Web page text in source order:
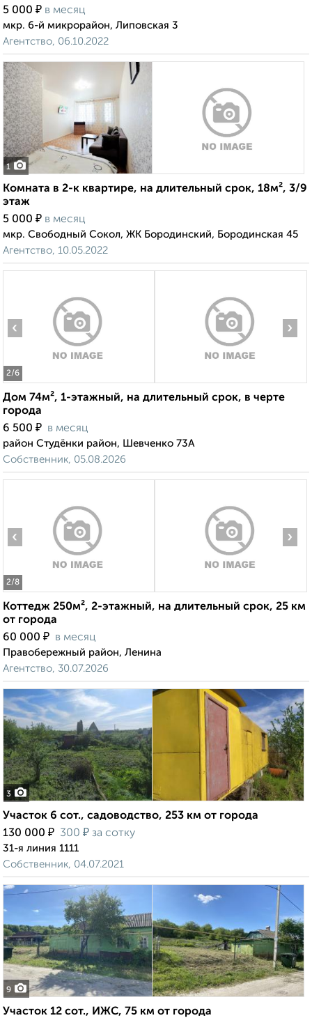
5 000 ₽ в месяц
мкр. 6-й микрорайон, Липовская 3
Агентство, 06.10.2022
1
Комната в 2-к квартире, на длительный срок, 18м², 3/9
этаж
5 000 ₽ в месяц
мкр. Свободный Сокол, ЖК Бородинский, Бородинская 45
Агентство, 10.05.2022
2/6
‹ ›
Дом 74м², 1-этажный, на длительный срок, в черте
города
6 500 ₽ в месяц
район Студёнки район, Шевченко 73А
Собственник, 05.08.2026
2/8
‹ ›
Коттедж 250м², 2-этажный, на длительный срок, 25 км
от города
60 000 ₽ в месяц
Правобережный район, Ленина
Агентство, 30.07.2026
3
Участок 6 сот., садоводство, 253 км от города
130 000 ₽ 300 ₽ за сотку
31-я линия 1111
Собственник, 04.07.2021
9
Участок 12 сот., ИЖС, 75 км от города